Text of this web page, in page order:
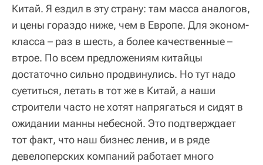
Китай. Я ездил в эту страну: там масса аналогов,
и цены гораздо ниже, чем в Европе. Для эконом-
класса – раз в шесть, а более качественные –
втрое. По всем предложениям китайцы
достаточно сильно продвинулись. Но тут надо
суетиться, летать в тот же в Китай, а наши
строители часто не хотят напрягаться и сидят в
ожидании манны небесной. Это подтверждает
тот факт, что наш бизнес ленив, и в ряде
девелоперских компаний работает много